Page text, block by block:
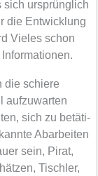
sich ursprüng­lich
die Ent­wick­lung
Vie­les schon
die schie­re
auf­zu­war­ten
sich zu betä­ti­
Abar­bei­ten
sein, Pirat,
Tisch­ler,